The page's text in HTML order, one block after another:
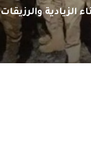
الزيادية والرزيقات